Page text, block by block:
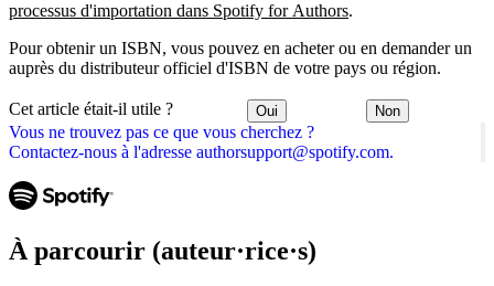
Vous ne trouvez pas ce que vous cherchez ?
Contactez-nous à l'adresse authorsupport@spotify.com.
processus d'importation dans Spotify for Authors.
Pour obtenir un ISBN, vous pouvez en acheter ou en demander un
auprès du distributeur officiel d'ISBN de votre pays ou région.
Cet article était-il utile ? Oui Non
À parcourir (auteur·rice·s)